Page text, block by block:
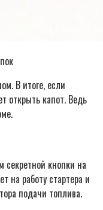
В итоге, если
открыть капот. Ведь
кнопки на
на работу стартера и
подачи топлива.